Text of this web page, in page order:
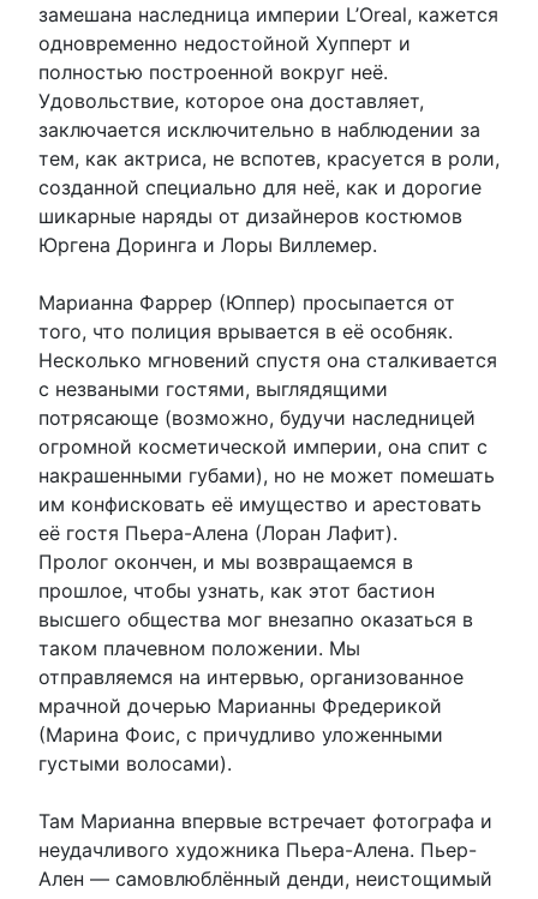
замешана наследница империи L’Oreal, кажется
одновременно недостойной Хупперт и
полностью построенной вокруг неё.
Удовольствие, которое она доставляет,
заключается исключительно в наблюдении за
тем, как актриса, не вспотев, красуется в роли,
созданной специально для неё, как и дорогие
шикарные наряды от дизайнеров костюмов
Юргена Доринга и Лоры Виллемер.
Марианна Фаррер (Юппер) просыпается от
того, что полиция врывается в её особняк.
Несколько мгновений спустя она сталкивается
с незваными гостями, выглядящими
потрясающе (возможно, будучи наследницей
огромной косметической империи, она спит с
накрашенными губами), но не может помешать
им конфисковать её имущество и арестовать
её гостя Пьера-Алена (Лоран Лафит).
Пролог окончен, и мы возвращаемся в
прошлое, чтобы узнать, как этот бастион
высшего общества мог внезапно оказаться в
таком плачевном положении. Мы
отправляемся на интервью, организованное
мрачной дочерью Марианны Фредерикой
(Марина Фоис, с причудливо уложенными
густыми волосами).
Там Марианна впервые встречает фотографа и
неудачливого художника Пьера-Алена. Пьер-
Ален — самовлюблённый денди, неистощимый